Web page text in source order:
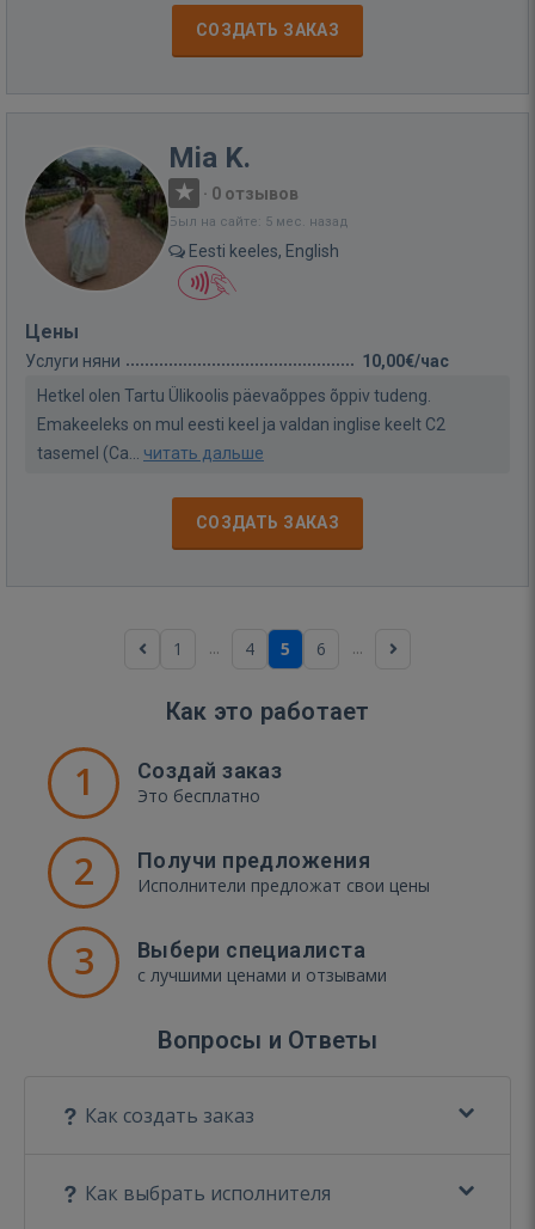
СОЗДАТЬ ЗАКАЗ
Mia K.
· 0 отзывов
Был на сайте: 5 мес. назад
Eesti keeles, English
Цены
Услуги няни
10,00€/час
Hetkel olen Tartu Ülikoolis päevaõppes õppiv tudeng.
Emakeeleks on mul eesti keel ja valdan inglise keelt C2
tasemel (Ca... читать дальше
СОЗДАТЬ ЗАКАЗ
1 ... 4 5 6 ...
Как это работает
1 Создай заказ
Это бесплатно
2 Получи предложения
Исполнители предложат свои цены
3 Выбери специалиста
с лучшими ценами и отзывами
Вопросы и Ответы
Как создать заказ
Как выбрать исполнителя